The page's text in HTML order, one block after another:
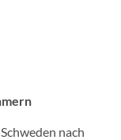
nach